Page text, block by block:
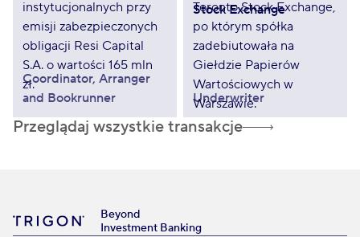
Coordinator, Arranger
and Bookrunner
Stock Exchange
Underwriter
Przeglądaj wszystkie transakcje
Beyond
Investment Banking